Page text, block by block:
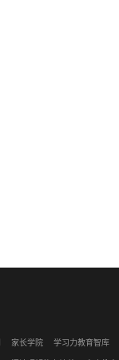
家长学院 学习力教育智库